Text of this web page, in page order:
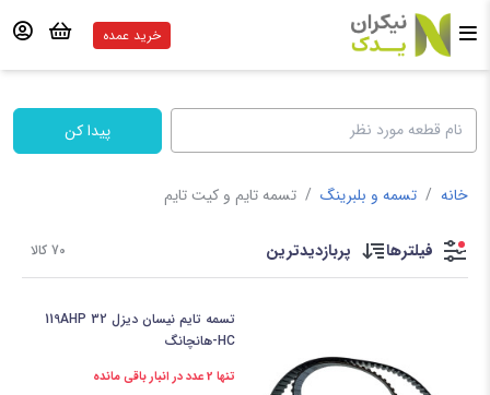
خرید عمده
پیدا کن
خانه / تسمه و بلبرینگ / تسمه تایم و کیت تایم
فیلترها پربازدیدترین 70 کالا
تسمه تایم نیسان دیزل 119AHP 32
HC-هانچانگ
تنها 2 عدد در انبار باقی مانده